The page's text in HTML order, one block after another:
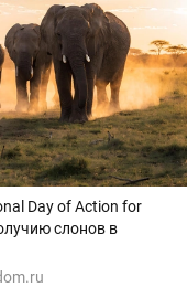
Day of Action for
слонов в